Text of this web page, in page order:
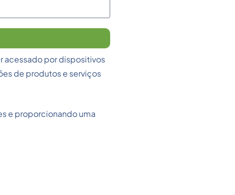
acessado por dispositivos
de produtos e serviços
e proporcionando uma